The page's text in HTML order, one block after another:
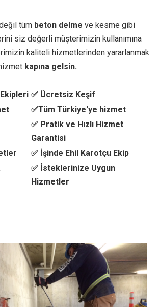
tüm beton delme ve kesme gibi
siz değerli müşterimizin kullanımına
kaliteli hizmetlerinden yararlanmak
kapına gelsin.
✅ Ücretsiz Keşif
✅Tüm Türkiye'ye hizmet
✅ Pratik ve Hızlı Hizmet
Garantisi
✅ İşinde Ehil Karotçu Ekip
✅ İsteklerinize Uygun
Hizmetler